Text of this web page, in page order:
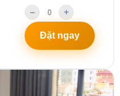
Đặt ngay